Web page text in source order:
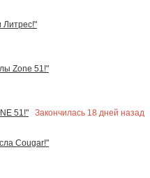
Литрес!"
Zone 51!"
51!"
Закончилась 18 дней назад
Cougar!"